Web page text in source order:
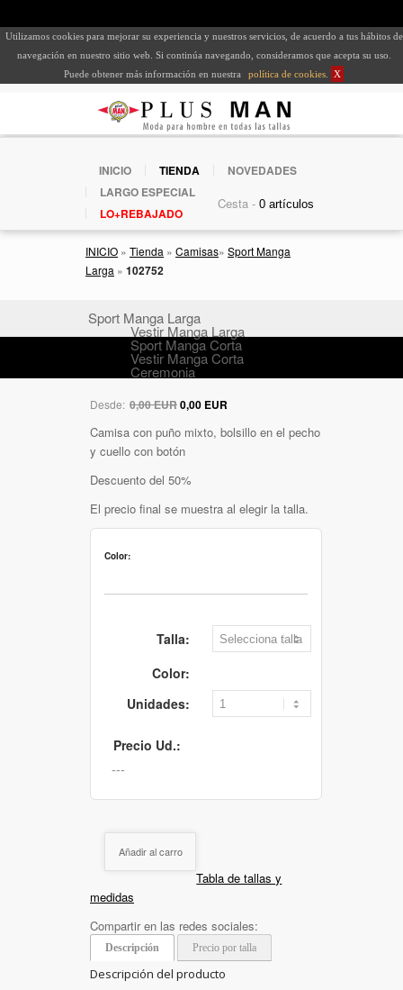
Utilizamos cookies para mejorar su experiencia y nuestros servicios, de acuerdo a tus hábitos de
navegación en nuestro sitio web. Si continúa navegando, consideramos que acepta su uso.
Puede obtener más información en nuestra
política de cookies X
INICIO TIENDA
NOVEDADES
LARGO ESPECIAL
LO+REBAJADO
Cesta -
INICIO » Tienda » Camisas» Sport Manga
Larga » 102752
Sport Manga Larga
Vestir Manga Larga
Sport Manga Corta
Vestir Manga Corta
Ceremonia
Desde: 0,00 EUR0,00 EUR
Camisa con puño mixto, bolsillo en el pecho
y cuello con botón
Descuento del 50%
El precio final se muestra al elegir la talla.
Color:
Talla:
Color:
Unidades:
Precio Ud.:
Añadir al carro
Tabla de tallas y
medidas
Compartir en las redes sociales:
Descripción Precio por talla
Descripción del producto